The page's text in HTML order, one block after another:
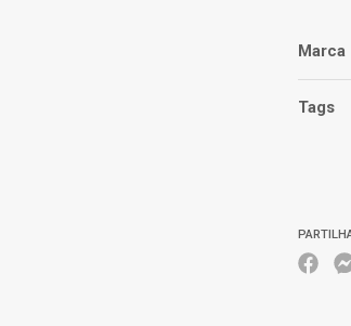
Marca
Tags